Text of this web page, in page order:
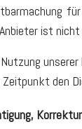
ist
Zeitpunkt den